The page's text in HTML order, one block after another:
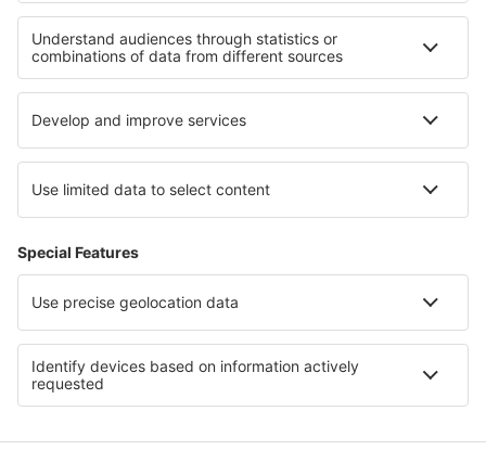
Cazare în Marcenay
Cele mai bune locuri de cazare - regiuni
Cazare în Irlanda Cazare în Cozumel
Cazare in Dzukija National Park Cazare în San Andres